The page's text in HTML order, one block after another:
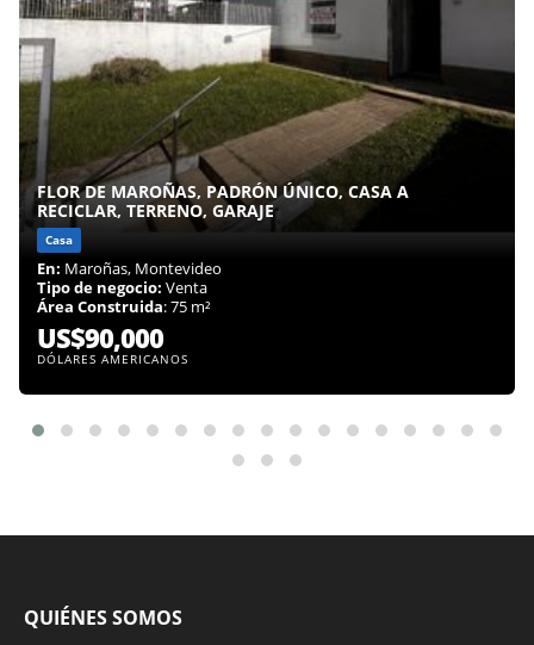
FLOR DE MAROÑAS, PADRÓN ÚNICO, CASA A
RECICLAR, TERRENO, GARAJE
Casa
En: Maroñas, Montevideo
Tipo de negocio: Venta
Área Construida: 75 m²
US$90,000
DÓLARES AMERICANOS
QUIÉNES SOMOS